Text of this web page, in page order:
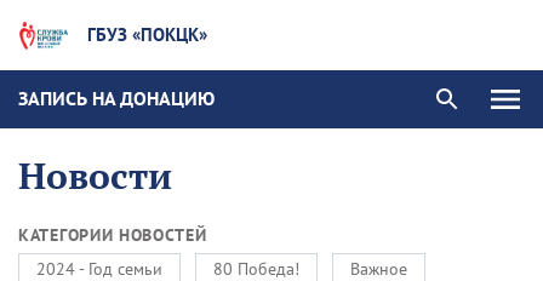
ГБУЗ «ПОКЦК»
ЗАПИСЬ НА ДОНАЦИЮ
Новости
КАТЕГОРИИ НОВОСТЕЙ
2024 - Год семьи
80 Победа!
Важное